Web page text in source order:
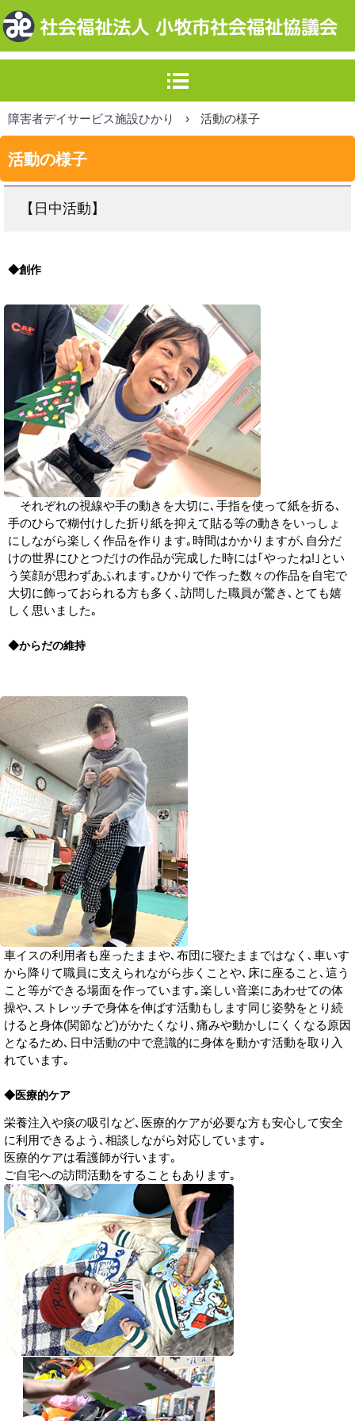
障害者デイサービス施設ひかり › 活動の様子
活動の様子
【日中活動】
◆創作
それぞれの視線や手の動きを大切に､手指を使って紙を折る､
手のひらで糊付けした折り紙を抑えて貼る等の動きをいっしょ
にしながら楽しく作品を作ります｡時間はかかりますが､自分だ
けの世界にひとつだけの作品が完成した時には｢やったね!｣とい
う笑顔が思わずあふれます｡ひかりで作った数々の作品を自宅で
大切に飾っておられる方も多く､訪問した職員が驚き､とても嬉
しく思いました｡
◆からだの維持
車イスの利用者も座ったままや､布団に寝たままではなく､車いす
から降りて職員に支えられながら歩くことや､床に座ること､這う
こと等ができる場面を作っています｡楽しい音楽にあわせての体
操や､ストレッチで身体を伸ばす活動もします同じ姿勢をとり続
けると身体(関節など)がかたくなり､痛みや動かしにくくなる原因
となるため､日中活動の中で意識的に身体を動かす活動を取り入
れています｡
◆医療的ケア
栄養注入や痰の吸引など､医療的ケアが必要な方も安心して安全
に利用できるよう､相談しながら対応しています｡
医療的ケアは看護師が行います｡
ご自宅への訪問活動をすることもあります｡